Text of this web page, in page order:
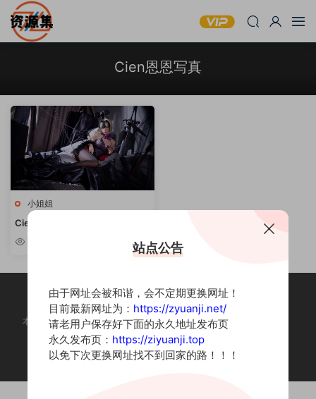
Cien恩恩写真
小姐姐
Cien恩恩 – COSPLAY写真资源
合集 [持续更新]
7.84w
本站为摄影写真图片网站，内容来自网络收集整理，仅作个人学习使用。
如有违法内容请联系删除
Copyright © 2022 资源集
站点公告
由于网址会被和谐，会不定期更换网址！
目前最新网址为： https://zyuanji.net/
请老用户保存好下面的永久地址发布页
永久发布页： https://ziyuanji.top
以免下次更换网址找不到回家的路！！！